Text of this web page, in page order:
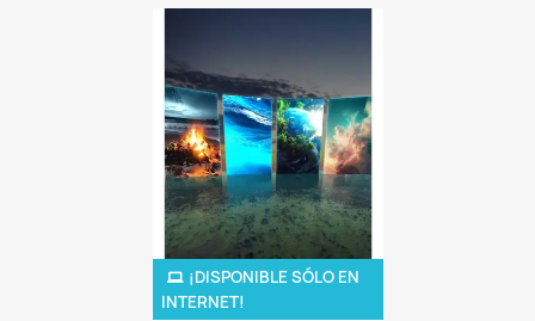
¡DISPONIBLE SÓLO EN
INTERNET!